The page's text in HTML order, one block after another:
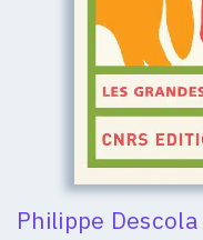
Philippe Descola